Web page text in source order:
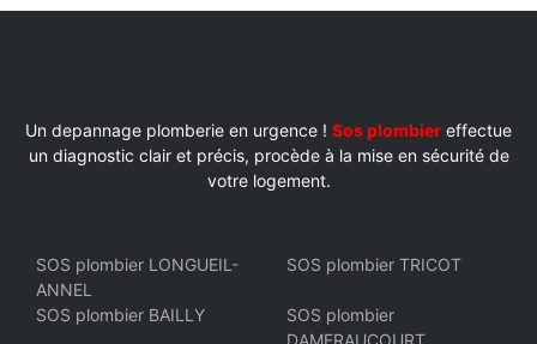
Un depannage plomberie en urgence ! Sos plombier effectue
un diagnostic clair et précis, procède à la mise en sécurité de
votre logement.
SOS plombier LONGUEIL-
ANNEL
SOS plombier TRICOT
SOS plombier BAILLY
SOS plombier
DAMERAUCOURT